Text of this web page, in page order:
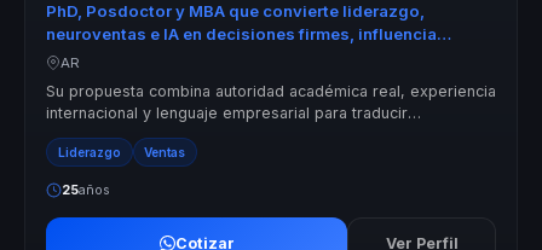
PhD, Posdoctor y MBA que convierte liderazgo,
neuroventas e IA en decisiones firmes, influencia
comercial y ejecución para líderes y equipos
AR
Su propuesta combina autoridad académica real, experiencia
internacional y lenguaje empresarial para traducir
neurociencia, power skills ...
Liderazgo Ventas
25años
Cotizar Ver Perfil